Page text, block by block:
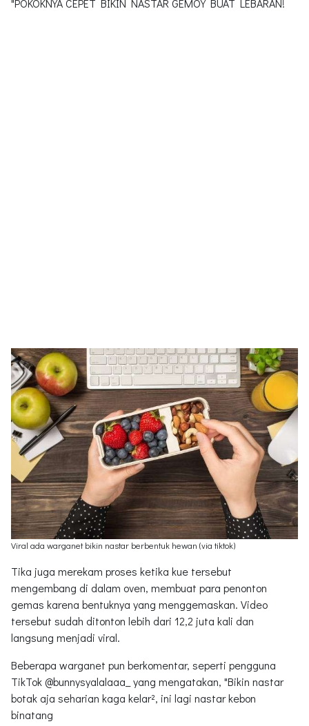
Viral ada warganet bikin nastar berbentuk hewan (via tiktok)
Tika juga merekam proses ketika kue tersebut
mengembang di dalam oven, membuat para penonton
gemas karena bentuknya yang menggemaskan. Video
tersebut sudah ditonton lebih dari 12,2 juta kali dan
langsung menjadi viral.
Beberapa warganet pun berkomentar, seperti pengguna
TikTok @bunnysyalalaaa_ yang mengatakan, "Bikin nastar
botak aja seharian kaga kelar², ini lagi nastar kebon
binatang